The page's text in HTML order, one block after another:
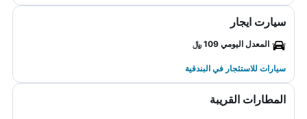
سيارت ايجار
المعدل اليومي 109 ﷼
سيارات للاستئجار في البندقية
المطارات القريبة